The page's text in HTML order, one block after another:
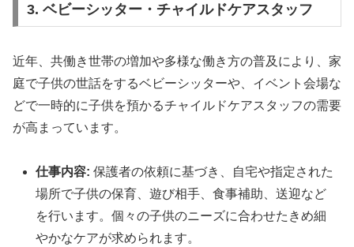
3. ベビーシッター・チャイルドケアスタッフ
近年、共働き世帯の増加や多様な働き方の普及により、家
庭で子供の世話をするベビーシッターや、イベント会場な
どで一時的に子供を預かるチャイルドケアスタッフの需要
が高まっています。
仕事内容: 保護者の依頼に基づき、自宅や指定された
場所で子供の保育、遊び相手、食事補助、送迎など
を行います。個々の子供のニーズに合わせたきめ細
やかなケアが求められます。